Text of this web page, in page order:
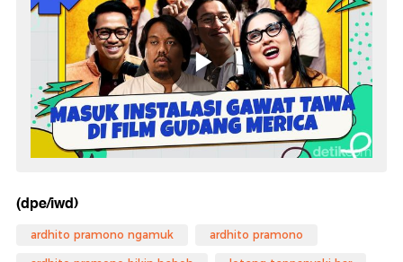
(dpe/iwd)
ardhito pramono ngamuk ardhito pramono